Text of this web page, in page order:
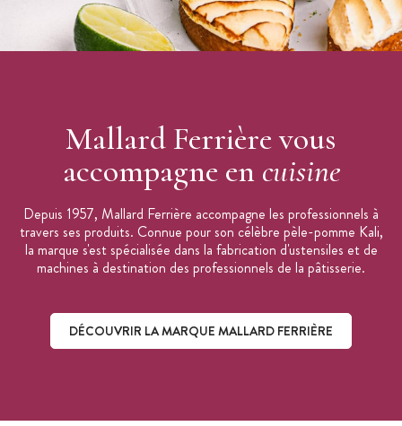
Mallard Ferrière vous
accompagne en cuisine
Depuis 1957, Mallard Ferrière accompagne les professionnels à
travers ses produits. Connue pour son célèbre pèle-pomme Kali,
la marque s'est spécialisée dans la fabrication d'ustensiles et de
machines à destination des professionnels de la pâtisserie.
DÉCOUVRIR LA MARQUE MALLARD FERRIÈRE